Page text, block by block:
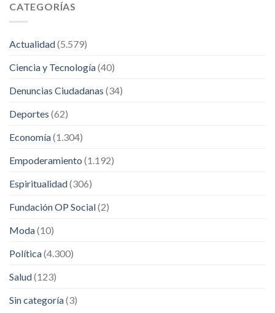
CATEGORÍAS
Actualidad(5.579)
Ciencia y Tecnología(40)
Denuncias Ciudadanas (34)
Deportes (62)
Economía(1.304)
Empoderamiento (1.192)
Espiritualidad(306)
Fundación OP Social(2)
Moda(10)
Política(4.300)
Salud(123)
Sin categoría(3)